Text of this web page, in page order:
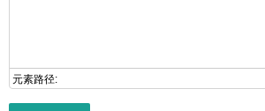
元素路径: